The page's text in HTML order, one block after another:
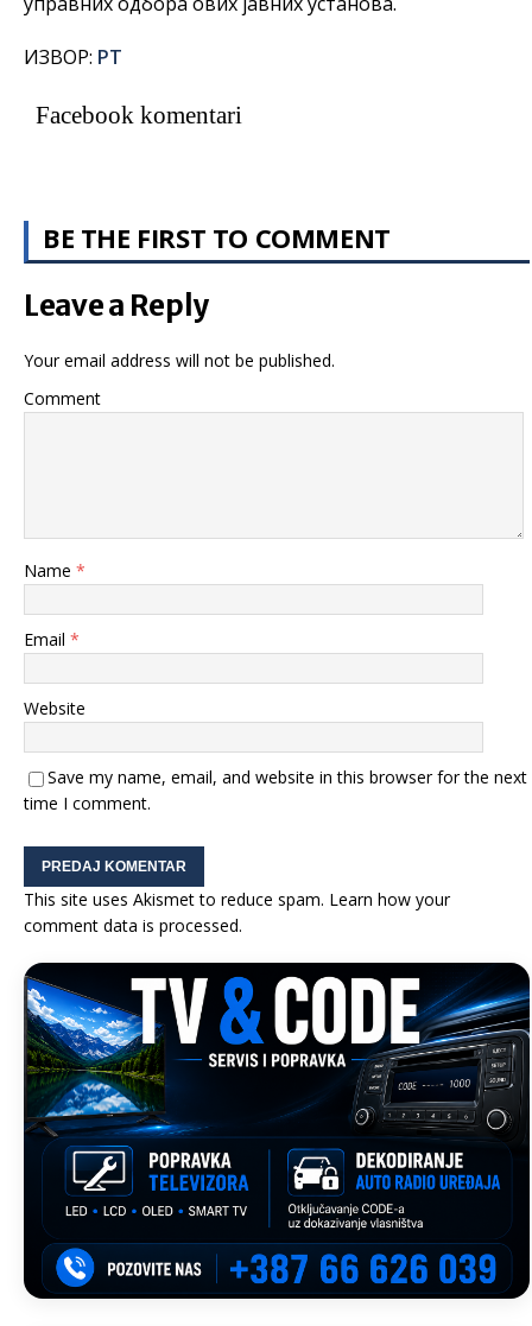
ИЗВОР: РТ
Facebook komentari
BE THE FIRST TO COMMENT
Leave a Reply
Your email address will not be published.
Comment
Name *
Email *
Website
Save my name, email, and website in this browser for the next
time I comment.
This site uses Akismet to reduce spam. Learn how your
comment data is processed.